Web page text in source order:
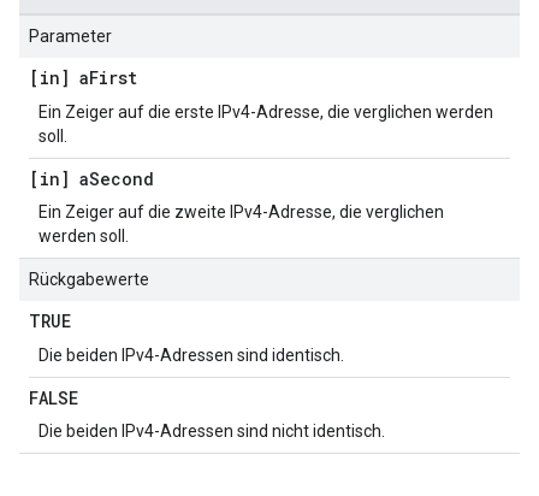
Parameter
[in] aFirst
Ein Zeiger auf die erste IPv4-Adresse, die verglichen werden
soll.
[in] aSecond
Ein Zeiger auf die zweite IPv4-Adresse, die verglichen
werden soll.
Rückgabewerte
TRUE
Die beiden IPv4-Adressen sind identisch.
FALSE
Die beiden IPv4-Adressen sind nicht identisch.